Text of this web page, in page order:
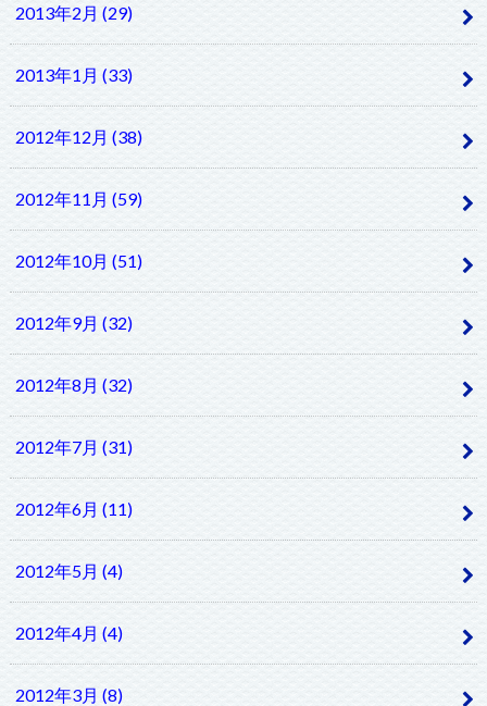
2013年2月 (29)
2013年1月 (33)
2012年12月 (38)
2012年11月 (59)
2012年10月 (51)
2012年9月 (32)
2012年8月 (32)
2012年7月 (31)
2012年6月 (11)
2012年5月 (4)
2012年4月 (4)
2012年3月 (8)